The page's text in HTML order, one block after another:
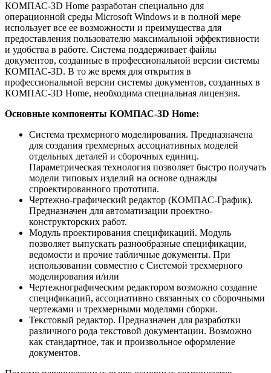
КОМПАС-3D Home разработан специально для
операционной среды Microsoft Windows и в полной мере
использует все ее возможности и преимущества для
предоставления пользователю максимальной эффективности
и удобства в работе. Система поддерживает файлы
документов, созданные в профессиональной версии системы
КОМПАС-3D. В то же время для открытия в
профессиональной версии системы документов, созданных в
КОМПАС-3D Home, необходима специальная лицензия.
Основные компоненты КОМПАС-3D Home:
Система трехмерного моделирования. Предназначена
для создания трехмерных ассоциативных моделей
отдельных деталей и сборочных единиц.
Параметрическая технология позволяет быстро получать
модели типовых изделий на основе однажды
спроектированного прототипа.
Чертежно-графический редактор (КОМПАС-График).
Предназначен для автоматизации проектно-
конструкторских работ.
Модуль проектирования спецификаций. Модуль
позволяет выпускать разнообразные спецификации,
ведомости и прочие табличные документы. При
использовании совместно с Системой трехмерного
моделирования и/или
Чертежнографическим редактором возможно создание
спецификаций, ассоциативно связанных со сборочными
чертежами и трехмерными моделями сборки.
Текстовый редактор. Предназначен для разработки
различного рода текстовой документации. Возможно
как стандартное, так и произвольное оформление
документов.